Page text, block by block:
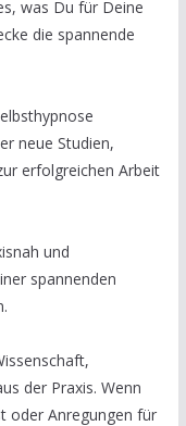
was Du für Deine
die spannende
neue Studien,
erfolgreichen Arbeit
und
spannenden
der Praxis. Wenn
oder Anregungen für